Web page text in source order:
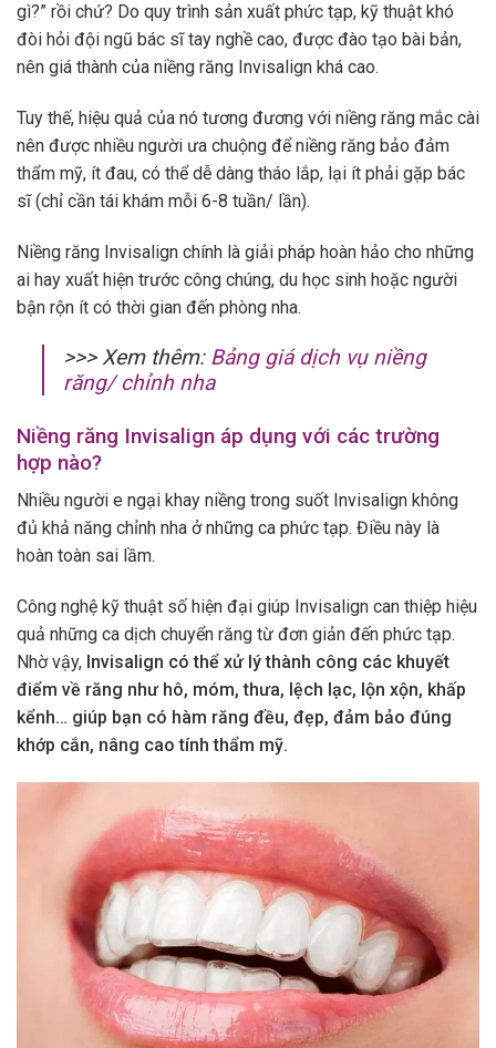
gì?” rồi chứ? Do quy trình sản xuất phức tạp, kỹ thuật khó
đòi hỏi đội ngũ bác sĩ tay nghề cao, được đào tạo bài bản,
nên giá thành của niềng răng Invisalign khá cao.
Tuy thế, hiệu quả của nó tương đương với niềng răng mắc cài
nên được nhiều người ưa chuộng để niềng răng bảo đảm
thẩm mỹ, ít đau, có thể dễ dàng tháo lắp, lại ít phải gặp bác
sĩ (chỉ cần tái khám mỗi 6-8 tuần/ lần).
Niềng răng Invisalign chính là giải pháp hoàn hảo cho những
ai hay xuất hiện trước công chúng, du học sinh hoặc người
bận rộn ít có thời gian đến phòng nha.
>>> Xem thêm: Bảng giá dịch vụ niềng
răng/ chỉnh nha
Niềng răng Invisalign áp dụng với các trường
hợp nào?
Nhiều người e ngại khay niềng trong suốt Invisalign không
đủ khả năng chỉnh nha ở những ca phức tạp. Điều này là
hoàn toàn sai lầm.
Công nghệ kỹ thuật số hiện đại giúp Invisalign can thiệp hiệu
quả những ca dịch chuyển răng từ đơn giản đến phức tạp.
Nhờ vậy, Invisalign có thể xử lý thành công các khuyết
điểm về răng như hô, móm, thưa, lệch lạc, lộn xộn, khấp
kểnh… giúp bạn có hàm răng đều, đẹp, đảm bảo đúng
khớp cắn, nâng cao tính thẩm mỹ.